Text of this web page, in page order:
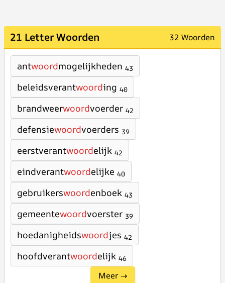
21 Letter Woorden 32 Woorden
antwoordmogelijkheden 43
beleidsverantwoording 40
brandweerwoordvoerder 42
defensiewoordvoerders 39
eerstverantwoordelijk 42
eindverantwoordelijke 40
gebruikerswoordenboek 43
gemeentewoordvoerster 39
hoedanigheidswoordjes 42
hoofdverantwoordelijk 46
Meer →